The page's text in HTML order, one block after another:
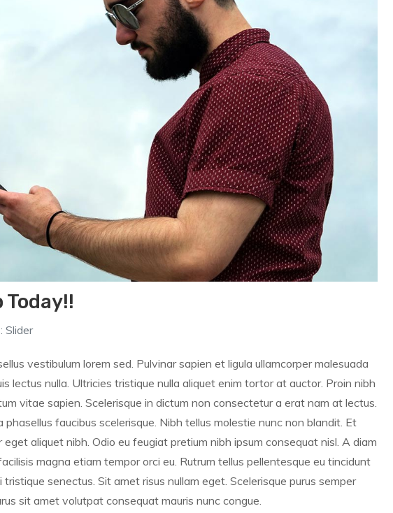
Today!!
Slider
vestibulum lorem sed. Pulvinar sapien et ligula ullamcorper malesuada
lectus nulla. Ultricies tristique nulla aliquet enim tortor at auctor. Proin nibh
vitae sapien. Scelerisque in dictum non consectetur a erat nam at lectus.
faucibus scelerisque. Nibh tellus molestie nunc non blandit. Et
aliquet nibh. Odio eu feugiat pretium nibh ipsum consequat nisl. A diam
magna etiam tempor orci eu. Rutrum tellus pellentesque eu tincidunt
senectus. Sit amet risus nullam eget. Scelerisque purus semper
sit amet volutpat consequat mauris nunc congue.